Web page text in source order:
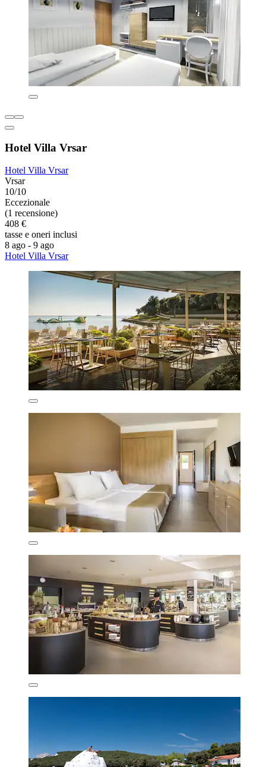
Hotel Villa Vrsar
Hotel Villa Vrsar
Vrsar
10/10
Eccezionale
(1 recensione)
408 €
tasse e oneri inclusi
8 ago - 9 ago
Hotel Villa Vrsar